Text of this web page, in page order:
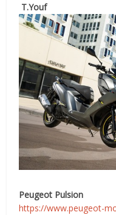
T.Youf
Peugeot Pulsion
https://www.peugeot-